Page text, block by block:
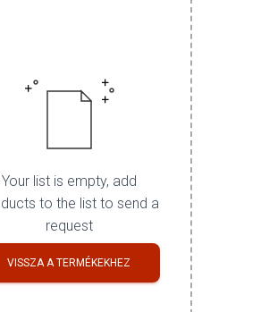
Your list is empty, add
to the list to send a
request
VISSZA A TERMÉKEKHEZ